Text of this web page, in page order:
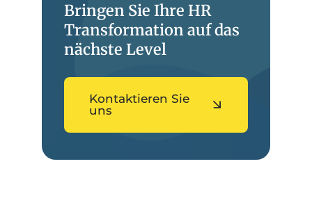
Bringen Sie Ihre HR
Transformation auf das
nächste Level
Kontaktieren Sie
uns